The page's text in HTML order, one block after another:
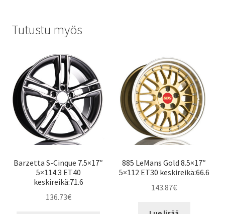
Tutustu myös
Barzetta S-Cinque 7.5×17″
5×114.3 ET40
keskireikä:71.6
136.73€
885 LeMans Gold 8.5×17″
5×112 ET30 keskireikä:66.6
143.87€